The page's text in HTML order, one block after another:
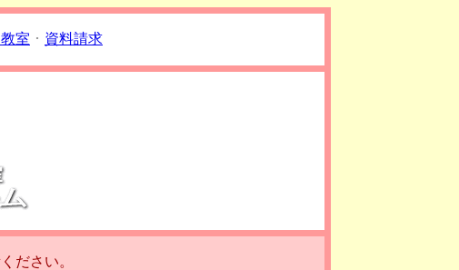
室 ･ 資料請求
ださい。